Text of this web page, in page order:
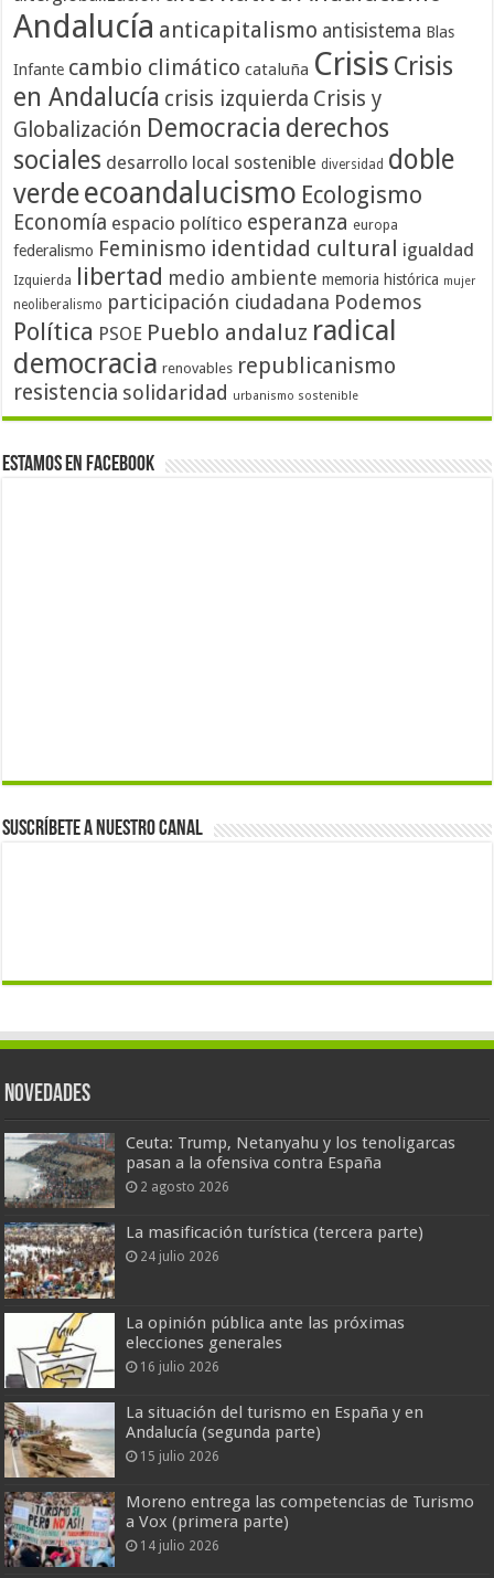
Andalucía anticapitalismo antisistema Blas
Infante cambio climático cataluña Crisis Crisis
en Andalucía crisis izquierda Crisis y
Globalización Democracia derechos
sociales desarrollo local sostenible diversidad doble
verdeecoandalucismo Ecologismo
Economía espacio político esperanza europa
federalismo Feminismo identidad cultural igualdad
Izquierda libertad medio ambiente memoria histórica mujer
neoliberalismo participación ciudadana Podemos
Política PSOE Pueblo andaluz radical
democracia renovables republicanismo
resistencia solidaridad urbanismo sostenible
Estamos en Facebook
Suscríbete a nuestro canal
Novedades
Ceuta: Trump, Netanyahu y los tenoligarcas
pasan a la ofensiva contra España
2 agosto 2026
La masificación turística (tercera parte)
24 julio 2026
La opinión pública ante las próximas
elecciones generales
16 julio 2026
La situación del turismo en España y en
Andalucía (segunda parte)
15 julio 2026
Moreno entrega las competencias de Turismo
a Vox (primera parte)
14 julio 2026